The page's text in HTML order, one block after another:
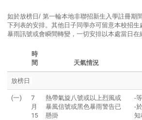
如於放榜日/ 第一輪本地非聯招新生入學註冊期
下列表的安排。其他日子同學亦可留意本校招
暴雨訊號或會瞬間轉變，一切安排以本處當日在
時
間
天氣情況
放榜日
(一)
7
月
15
熱帶氣旋八號或以上烈風或
暴風信號或黑色暴雨警告已
懸掛
-
-
知